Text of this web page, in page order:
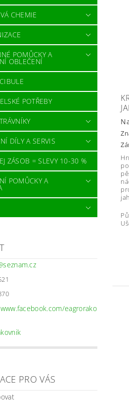
CHEMIE
POMŮCKY A
OBLEČENÍ
POTŘEBY
DÍLY A SERVIS
ZÁSOB = SLEVY 10-30 %
POMŮCKY A
seznam.cz
eagrorako
PRO VÁS